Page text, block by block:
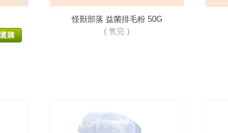
選購
怪獸部落 益菌排毛粉 50G
( 售完 )